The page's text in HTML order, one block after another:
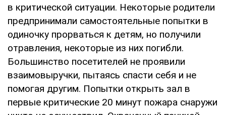
в критической ситуации. Некоторые родители
предпринимали самостоятельные попытки в
одиночку прорваться к детям, но получили
отравления, некоторые из них погибли.
Большинство посетителей не проявили
взаимовыручки, пытаясь спасти себя и не
помогая другим. Попытки открыть зал в
первые критические 20 минут пожара снаружи